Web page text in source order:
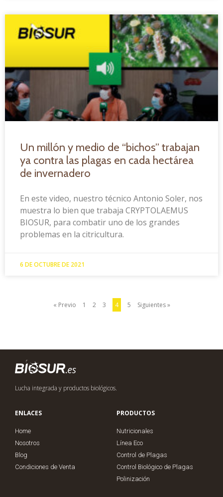
Un millón y medio de “bichos” trabajan
ya contra las plagas en cada hectárea
de invernadero
En este video, nuestro técnico Antonio Soler, nos
muestra lo bien que trabaja CRYPTOLAEMUS
BIOSUR, para combatir uno de los grandes
problemas en la citricultura.
6 DE OCTUBRE DE 2021
« Previo 1 2 3 4 5 Siguientes »
Lucha integrada y productos biológicos.
ENLACES
Home
Nosotros
Blog
Condiciones de Venta
PRODUCTOS
Nutricionales
Línea Eco
Control de Plagas
Control Biológico de Plagas
Polinización